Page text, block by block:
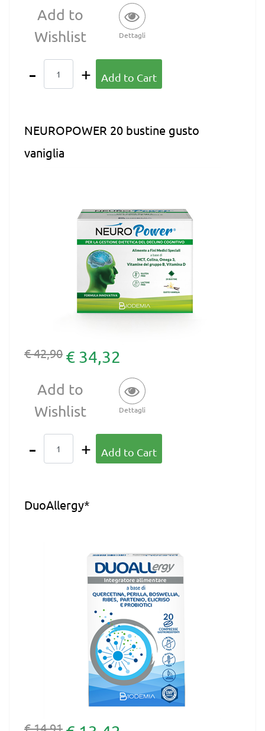
Add to
Wishlist
Dettagli
Add to Cart
NEUROPOWER 20 bustine gusto
vaniglia
€ 42,90 € 34,32
Add to
Wishlist
Dettagli
Add to Cart
DuoAllergy*
€ 14,91